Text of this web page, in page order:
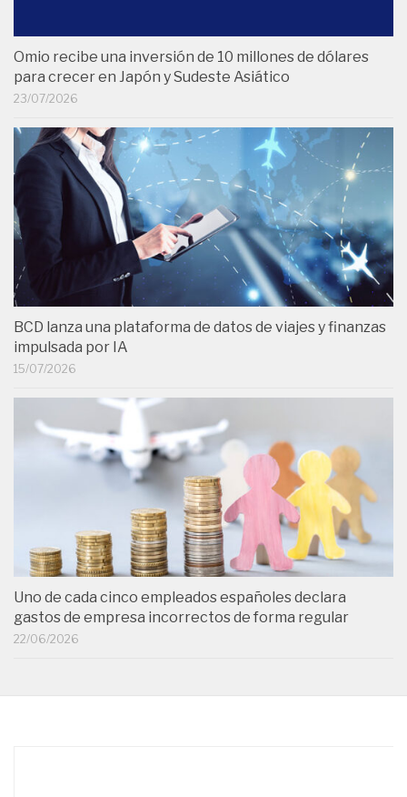
Omio recibe una inversión de 10 millones de dólares
para crecer en Japón y Sudeste Asiático
23/07/2026
BCD lanza una plataforma de datos de viajes y finanzas
impulsada por IA
15/07/2026
Uno de cada cinco empleados españoles declara
gastos de empresa incorrectos de forma regular
22/06/2026